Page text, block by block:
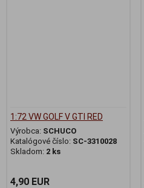
1:72 VW GOLF V GTI RED
Výrobca: SCHUCO
Katalógové číslo: SC-3310028
Skladom: 2 ks
4,90 EUR